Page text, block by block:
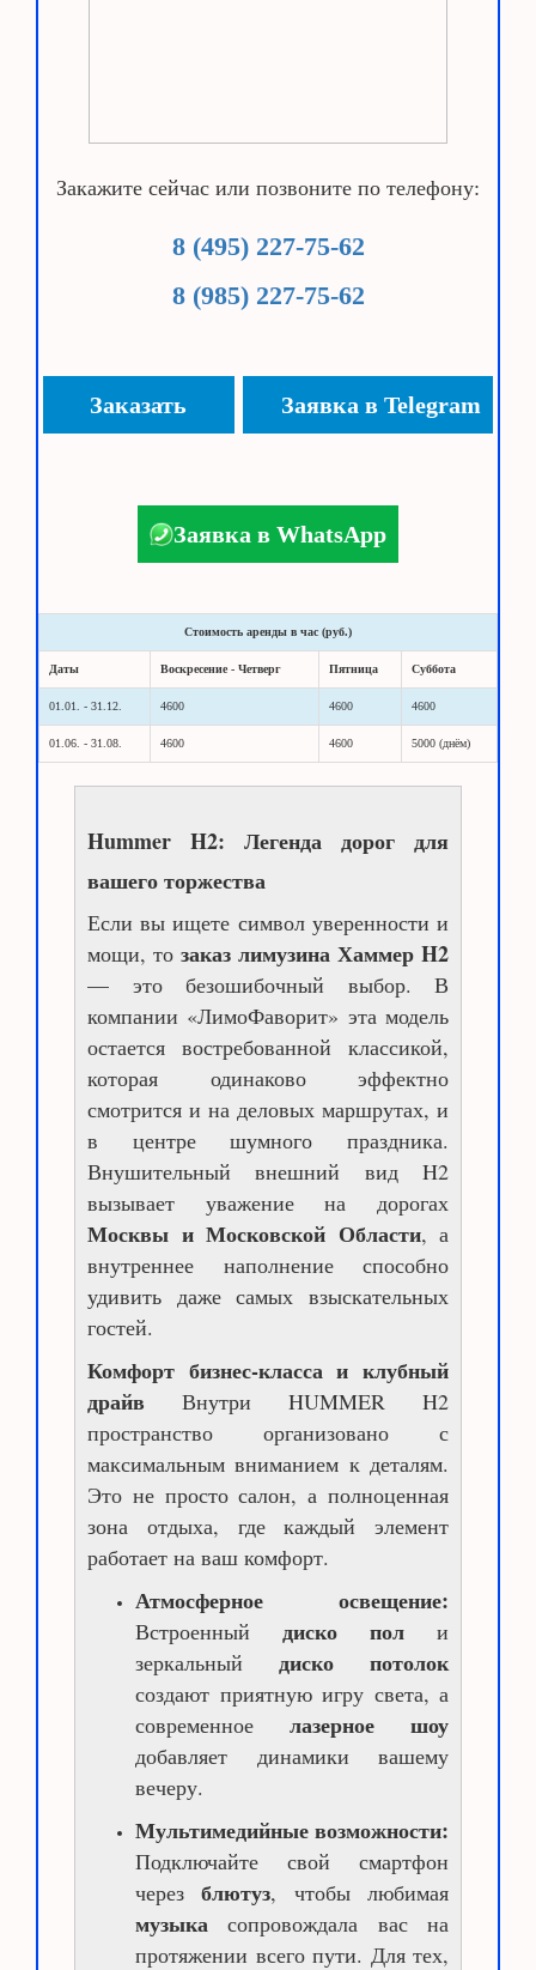
Закажите сейчас или позвоните по телефону:
8 (495) 227-75-62
8 (985) 227-75-62
Заказать Заявка в Telegram
Заявка в WhatsApp
Стоимость аренды в час (руб.)
Даты Воскресение - Четверг Пятница Суббота
01.01. - 31.12. 4600 4600 4600
01.06. - 31.08. 4600 4600 5000 (днём)
Hummer H2: Легенда дорог для
вашего торжества
Если вы ищете символ уверенности и
мощи, то заказ лимузина Хаммер H2
— это безошибочный выбор. В
компании «ЛимоФаворит» эта модель
остается востребованной классикой,
которая одинаково эффектно
смотрится и на деловых маршрутах, и
в центре шумного праздника.
Внушительный внешний вид H2
вызывает уважение на дорогах
Москвы и Московской Области, а
внутреннее наполнение способно
удивить даже самых взыскательных
гостей.
Комфорт бизнес-класса и клубный
драйв Внутри HUMMER H2
пространство организовано с
максимальным вниманием к деталям.
Это не просто салон, а полноценная
зона отдыха, где каждый элемент
работает на ваш комфорт.
Атмосферное освещение:
Встроенный диско пол и
зеркальный диско потолок
создают приятную игру света, а
современное лазерное шоу
добавляет динамики вашему
вечеру.
Мультимедийные возможности:
Подключайте свой смартфон
черезблютуз, чтобы любимая
музыка сопровождала вас на
протяжении всего пути. Для тех,